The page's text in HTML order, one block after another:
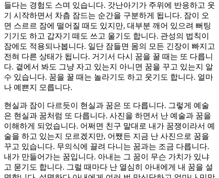
들다는 경험도 스며 있습니다. 갓난아기가 주위에 반응하고 웃
기 시작하면서 차츰 잠드는 순간을 구분하게 됩니다. 잠이 오
면 스르르 잠에 떨어질 때도 있지만, 대부분 깨어 있으려 뻐팅
기기도 하고 갑자기 떼도 쓰고 울기도 합니다. 관성의 법칙이
잠에도 적용되나봅니다. 일단 잠들면 몸의 모든 긴장이 빠지고
전혀 다른 상태가 됩니다. 거기서 다시 꿈을 꿀 때는 또 다릅니
다. 곁에서 봐도 그냥 자고 있는지 아니면 꿈을 꾸고 있는지 알
수 있습니다. 꿈을 꿀 때는 놀라기도 하고 웃기도 합니다. 얼마
나 예쁜지 모릅니다.
현실과 잠이 다르듯이 현실과 꿈은 또 다릅니다. 그렇게 예술
은 현실과 꿈처럼 또 다릅니다. 사진을 하면서 난 예술과 꿈을
이해하게 되었습니다. 어쩌면 친구 말대로 내가 꿈쟁이라서 예
술을 하고 있는지 모르겠지만, 어쨌든 지금 난 사진으로 꿈을
꾸고 있습니다. 무의식에 끌려 다니는 꿈과는 조금 다릅니다.
내가 만들어가는 꿈입니다. 아내는 그 꿈이 무슨 가치가 있냐
고 묻기도 합니다. 그럴 때마다 난 열심히 아내에게 내 꿈을 설